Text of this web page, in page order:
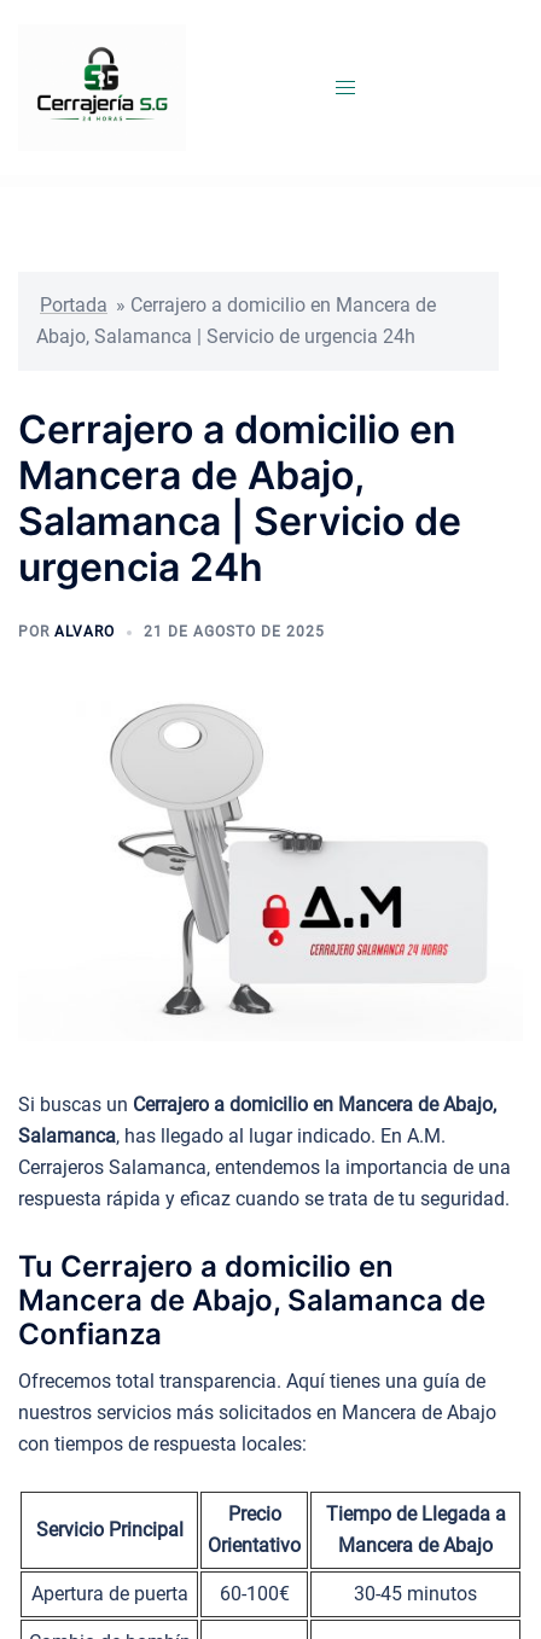
Portada » Cerrajero a domicilio en Mancera de
Abajo, Salamanca | Servicio de urgencia 24h
Cerrajero a domicilio en
Mancera de Abajo,
Salamanca | Servicio de
urgencia 24h
POR ALVARO 21 DE AGOSTO DE 2025
Si buscas un Cerrajero a domicilio en Mancera de Abajo,
Salamanca, has llegado al lugar indicado. En A.M.
Cerrajeros Salamanca, entendemos la importancia de una
respuesta rápida y eficaz cuando se trata de tu seguridad.
Tu Cerrajero a domicilio en
Mancera de Abajo, Salamanca de
Confianza
Ofrecemos total transparencia. Aquí tienes una guía de
nuestros servicios más solicitados en Mancera de Abajo
con tiempos de respuesta locales:
Servicio Principal
Precio
Orientativo
Tiempo de Llegada a
Mancera de Abajo
Apertura de puerta 60-100€ 30-45 minutos